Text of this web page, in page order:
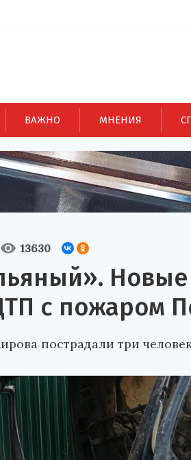
ВАЖНО МНЕНИЯ
13630
с пожаром
пострадали три